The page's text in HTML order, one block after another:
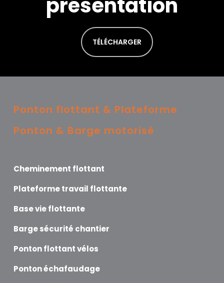
TÉLÉCHARGER
Ponton flottant & Plateforme
Ponton & Barge motorisé
Cheminement flottant
Plateforme travail flottante
Base vie flottante
Barge sécurité chantier
Ponton flottant vélos
Ponton échafaudage